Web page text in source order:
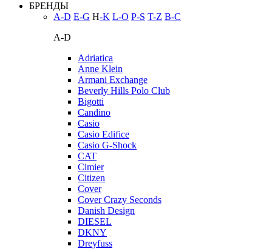
БРЕНДЫ
A-D E-G H-K L-O P-S T-Z В-С
A-D
Adriatica
Anne Klein
Armani Exchange
Beverly Hills Polo Club
Bigotti
Candino
Casio
Casio Edifice
Casio G-Shock
CAT
Cimier
Citizen
Cover
Cover Crazy Seconds
Danish Design
DIESEL
DKNY
Dreyfuss